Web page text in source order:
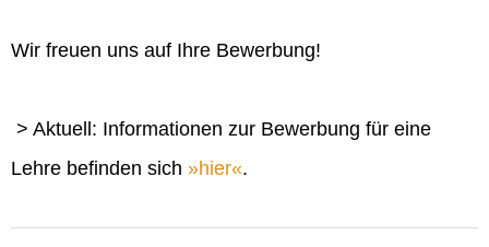
Wir freuen uns auf Ihre Bewerbung!
> Aktuell: Informationen zur Bewerbung für eine
Lehre befinden sich
hier .